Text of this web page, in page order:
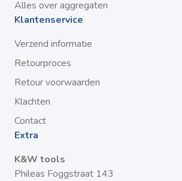
Afdichtingsmateriaal NBR
Zuiger aluminium
SW 41 mm
Lengte 100,0 mm
Land van herkomst CH
CAS-nr. SVHC 1 no CAS No.
REACH-informatie no SVHC substance
Alles over aggregaten
Klantenservice
Verzend informatie
Retourproces
Retour voorwaarden
Klachten
Contact
Extra
K&W tools
Phileas Foggstraat 143